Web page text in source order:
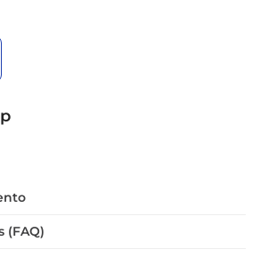
(FAQ)